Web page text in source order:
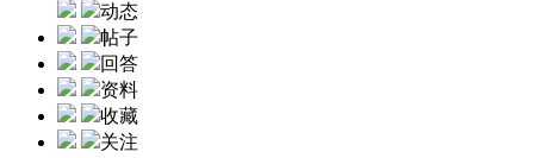
动态
帖子
回答
资料
收藏
关注